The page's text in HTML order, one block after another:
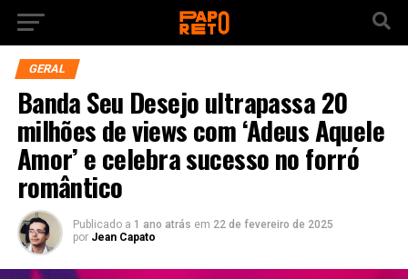
GERAL
Banda Seu Desejo ultrapassa 20
milhões de views com ‘Adeus Aquele
Amor’ e celebra sucesso no forró
romântico
Publicado a 1 ano atrás em 22 de fevereiro de 2025
por Jean Capato